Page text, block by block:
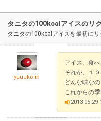
タニタの100kcalアイスのリ
タニタの100kcalアイスを最初にリ
yuuukorin
アイス、食
それが、１０
どんな味なの
これからの
2013-05-29